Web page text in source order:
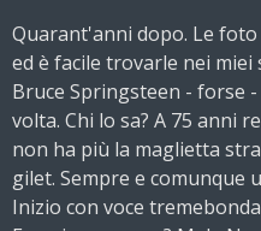
Quarant'anni dopo. Le
ed è facile trovarle nei miei
Bruce Springsteen - forse
volta. Chi lo sa? A 75 anni
non ha più la maglietta
gilet. Sempre e comunque
Inizio con voce